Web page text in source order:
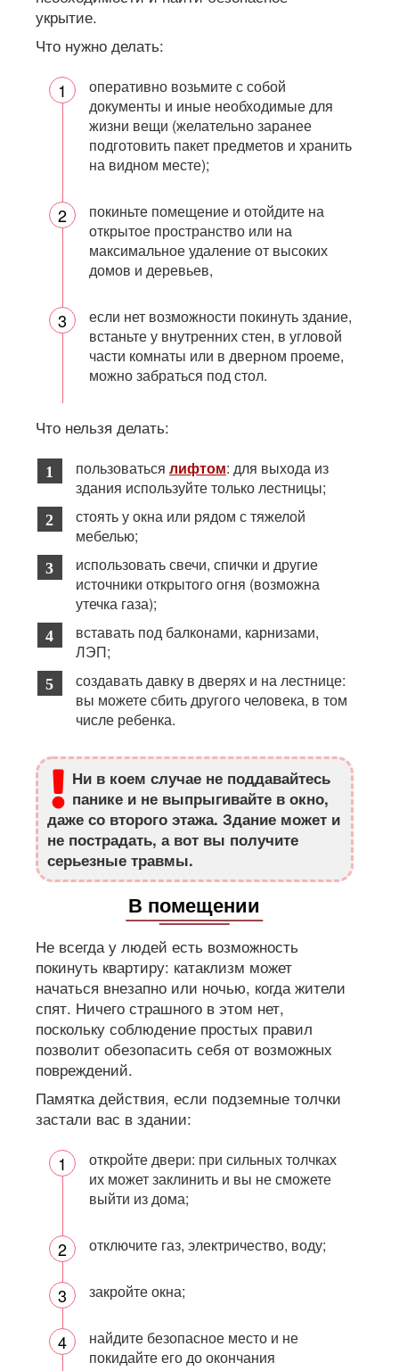
укрытие.
Что нужно делать:
оперативно возьмите с собой
документы и иные необходимые для
жизни вещи (желательно заранее
подготовить пакет предметов и хранить
на видном месте);
покиньте помещение и отойдите на
открытое пространство или на
максимальное удаление от высоких
домов и деревьев,
если нет возможности покинуть здание,
встаньте у внутренних стен, в угловой
части комнаты или в дверном проеме,
можно забраться под стол.
Что нельзя делать:
пользоваться лифтом: для выхода из
здания используйте только лестницы;
стоять у окна или рядом с тяжелой
мебелью;
использовать свечи, спички и другие
источники открытого огня (возможна
утечка газа);
вставать под балконами, карнизами,
ЛЭП;
создавать давку в дверях и на лестнице:
вы можете сбить другого человека, в том
числе ребенка.
Ни в коем случае не поддавайтесь
панике и не выпрыгивайте в окно,
даже со второго этажа. Здание может и
не пострадать, а вот вы получите
серьезные травмы.
В помещении
Не всегда у людей есть возможность
покинуть квартиру: катаклизм может
начаться внезапно или ночью, когда жители
спят. Ничего страшного в этом нет,
поскольку соблюдение простых правил
позволит обезопасить себя от возможных
повреждений.
Памятка действия, если подземные толчки
застали вас в здании:
откройте двери: при сильных толчках
их может заклинить и вы не сможете
выйти из дома;
отключите газ, электричество, воду;
закройте окна;
найдите безопасное место и не
покидайте его до окончания